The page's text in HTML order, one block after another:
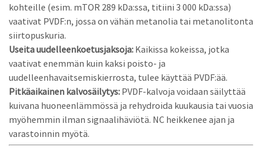
kohteille (esim. mTOR 289 kDa:ssa, titiini 3 000 kDa:ssa)
vaativat PVDF:n, jossa on vähän metanolia tai metanolitonta
siirtopuskuria.
Useita uudelleenkoetusjaksoja: Kaikissa kokeissa, jotka
vaativat enemmän kuin kaksi poisto- ja
uudelleenhavaitsemiskierrosta, tulee käyttää PVDF:ää.
Pitkäaikainen kalvosäilytys: PVDF-kalvoja voidaan säilyttää
kuivana huoneenlämmössä ja rehydroida kuukausia tai vuosia
myöhemmin ilman signaalihäviötä. NC heikkenee ajan ja
varastoinnin myötä.